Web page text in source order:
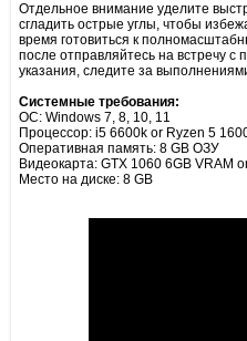
Отдельное внимание уделите
сгладить острые углы, чтобы
время готовиться к
после отправляйтесь на встречу
указания, следите за
Системные требования:
ОС: Windows 7, 8, 10, 11
Процессор: i5 6600k or Ryzen 5
Оперативная память: 8 GB ОЗУ
Видеокарта: GTX 1060 6GB VRAM
Место на диске: 8 GB